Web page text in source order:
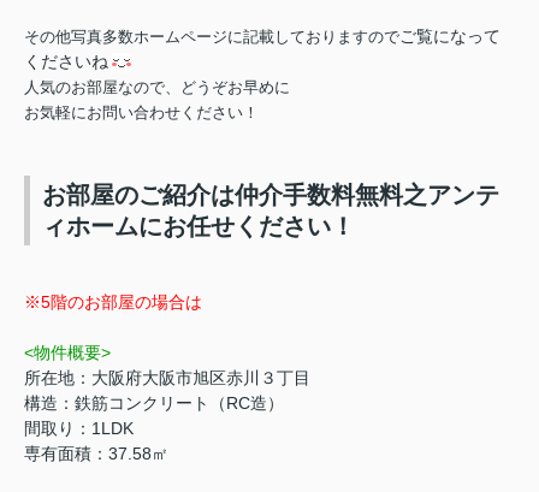
その他写真多数ホームページに記載しておりますのでご覧になって
くださいね
人気のお部屋なので、どうぞお早めに
お気軽にお問い合わせください！
お部屋のご紹介は仲介手数料無料之アンテ
ィホームにお任せください！
※5階のお部屋の場合は
<物件概要>
所在地：大阪府大阪市旭区赤川３丁目
構造：鉄筋コンクリート（RC造）
間取り：1LDK
専有面積：37.58㎡